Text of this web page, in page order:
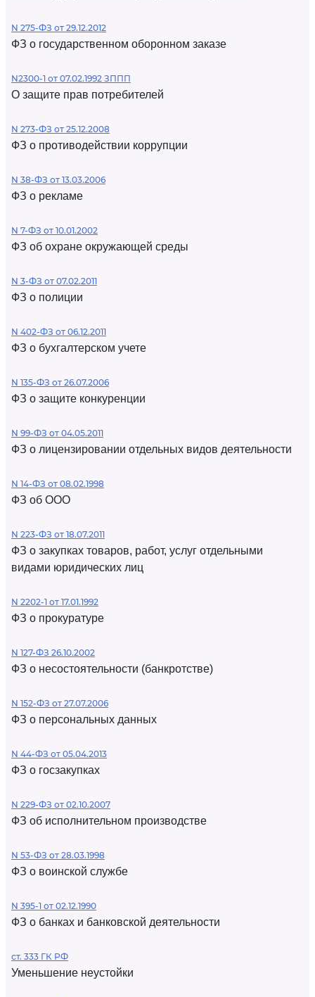
N 275-ФЗ от 29.12.2012
ФЗ о государственном оборонном заказе
N2300-1 от 07.02.1992 ЗППП
О защите прав потребителей
N 273-ФЗ от 25.12.2008
ФЗ о противодействии коррупции
N 38-ФЗ от 13.03.2006
ФЗ о рекламе
N 7-ФЗ от 10.01.2002
ФЗ об охране окружающей среды
N 3-ФЗ от 07.02.2011
ФЗ о полиции
N 402-ФЗ от 06.12.2011
ФЗ о бухгалтерском учете
N 135-ФЗ от 26.07.2006
ФЗ о защите конкуренции
N 99-ФЗ от 04.05.2011
ФЗ о лицензировании отдельных видов деятельности
N 14-ФЗ от 08.02.1998
ФЗ об ООО
N 223-ФЗ от 18.07.2011
ФЗ о закупках товаров, работ, услуг отдельными
видами юридических лиц
N 2202-1 от 17.01.1992
ФЗ о прокуратуре
N 127-ФЗ 26.10.2002
ФЗ о несостоятельности (банкротстве)
N 152-ФЗ от 27.07.2006
ФЗ о персональных данных
N 44-ФЗ от 05.04.2013
ФЗ о госзакупках
N 229-ФЗ от 02.10.2007
ФЗ об исполнительном производстве
N 53-ФЗ от 28.03.1998
ФЗ о воинской службе
N 395-1 от 02.12.1990
ФЗ о банках и банковской деятельности
ст. 333 ГК РФ
Уменьшение неустойки